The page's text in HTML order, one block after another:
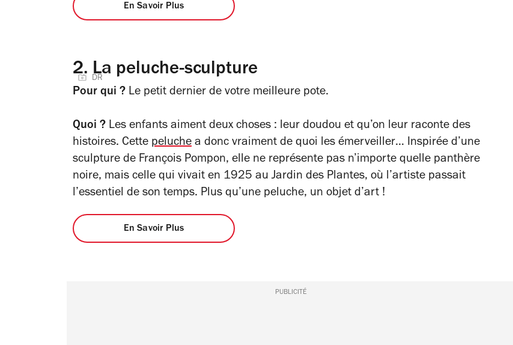
En Savoir Plus
2. La peluche-sculpture
DR
Pour qui ? Le petit dernier de votre meilleure pote.
Quoi ? Les enfants aiment deux choses : leur doudou et qu’on leur raconte des
histoires. Cette peluche a donc vraiment de quoi les émerveiller… Inspirée d’une
sculpture de François Pompon, elle ne représente pas n’importe quelle panthère
noire, mais celle qui vivait en 1925 au Jardin des Plantes, où l’artiste passait
l’essentiel de son temps. Plus qu’une peluche, un objet d’art !
En Savoir Plus
PUBLICITÉ